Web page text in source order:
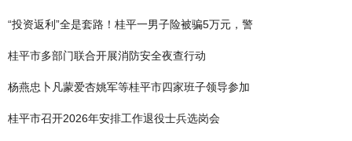
“投资返利”全是套路！桂平一男子险被骗5万元，警
桂平市多部门联合开展消防安全夜查行动
杨燕忠卜凡蒙爱杏姚军等桂平市四家班子领导参加
桂平市召开2026年安排工作退役士兵选岗会